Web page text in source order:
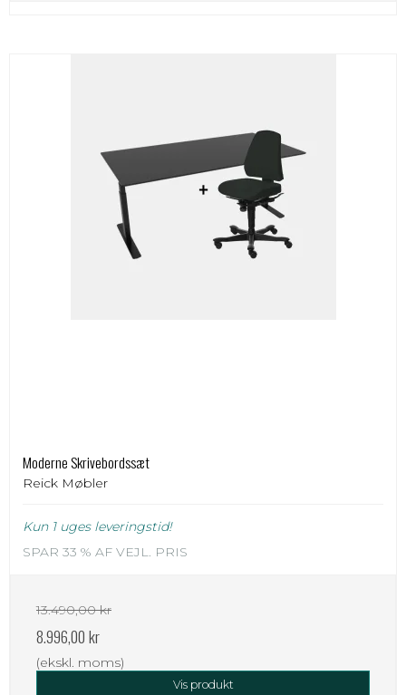
Moderne Skrivebordssæt
Reick Møbler
Kun 1 uges leveringstid!
SPAR 33 % AF VEJL. PRIS
13.490,00 kr
8.996,00 kr
(ekskl. moms)
Vis produkt